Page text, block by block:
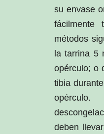
su envase
fácilmente
métodos
la tarrina 5
opérculo; o
tibia
deben